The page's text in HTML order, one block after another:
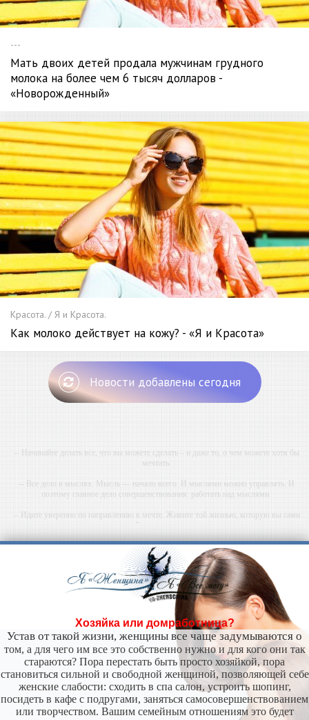
---
Мать двоих детей продала мужчинам грудного
молока на более чем 6 тысяч долларов -
«Новорожденный»
Красота. / Я и Красота.
Как молоко действует на кожу? - «Я и Красота»
Новости добавлены сегодня
-- Начинайте делать все, что вы можете сделать – и даже то, о чем можете хотя бы
мечтать.
-- Все дело в мыслях. Мысль — начало всего. И мыслями можно управлять. И
поэтому главное дело совершенствования: работать над мыслями.
-- Идите уверенно по направлению к мечте. Живите той жизнью, которую вы сами
-- Самое большое богатство — это ум. Самая большая нищета — глупость. Из всех
страхов самый пугающий — самолюбование.
-- Лучшее, что можно сделать с хорошим советом, это пропустить его мимо ушей. Он
никогда не бывает полезен никому, кроме того, кто его дал.
-- Люблю давать советы и очень не люблю, когда их дают мне.
Хозяйка или домработница?
Устав от такой жизни, женщины все чаще задумываются о
том, а для чего им все это собственно нужно и для кого они так
стараются? Пора перестать быть просто хозяйкой, пора
становиться сильной и свободной женщиной, позволяющей себе
женские слабости: сходить в спа салон, устроить шопинг,
посидеть в кафе с подругами, заняться самосовершенствованием
или творчеством. Вашим семейным отношениям это будет